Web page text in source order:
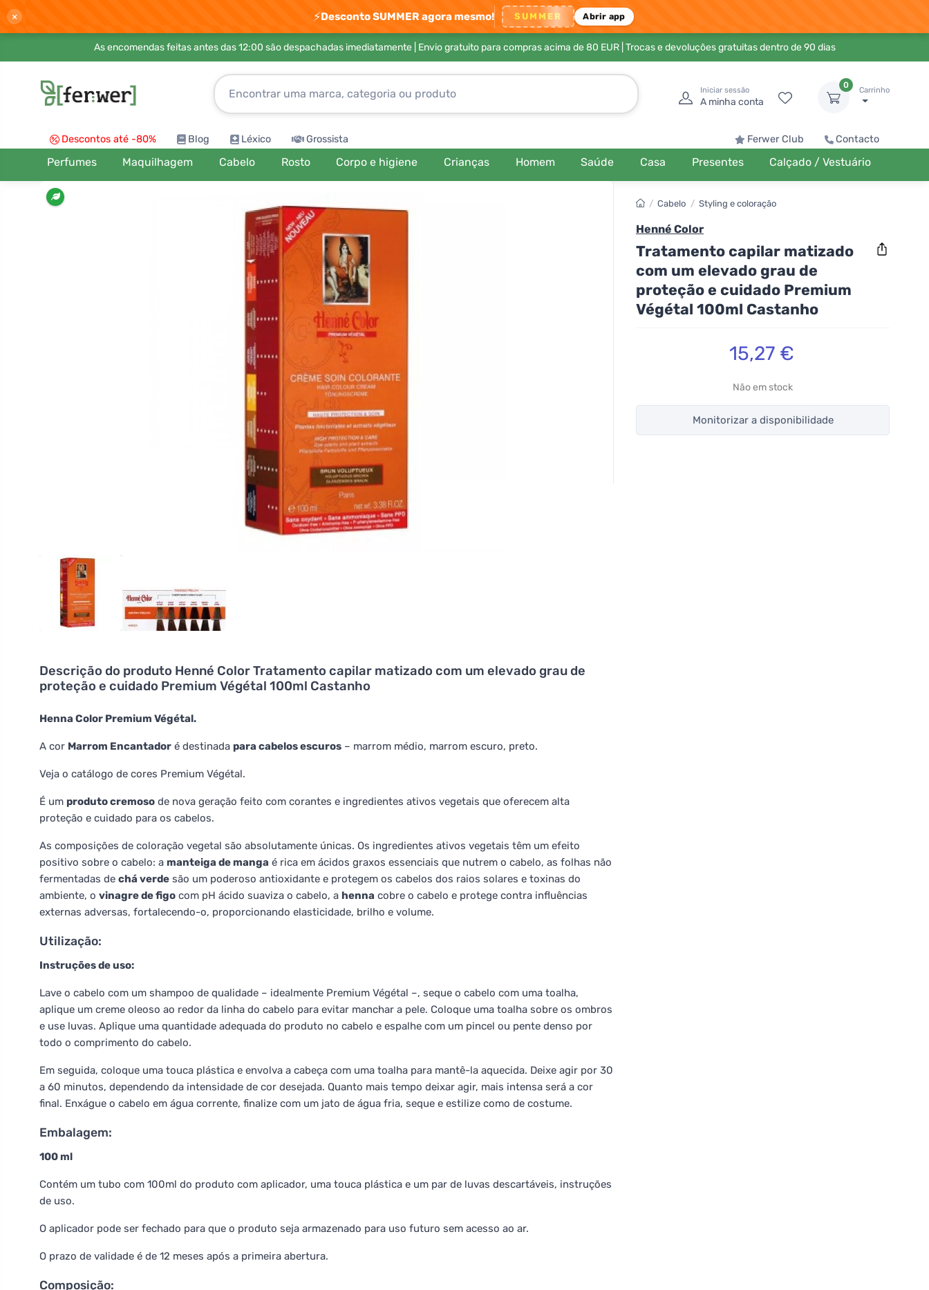
× ⚡Desconto SUMMER agora mesmo! SUMMER Abrir app
As encomendas feitas antes das 12:00 são despachadas imediatamente | Envio gratuito para compras acima de 80 EUR| Trocas e devoluções gratuitas dentro de 90 dias
Iniciar sessão
A minha conta
0
Carrinho
Descontos até -80% Blog Léxico Grossista Ferwer Club Contacto
Perfumes Maquilhagem Cabelo Rosto Corpo e higiene Crianças Homem Saúde Casa Presentes Calçado / Vestuário
Descrição do produto Henné Color Tratamento capilar matizado com um elevado grau de
proteção e cuidado Premium Végétal 100ml Castanho
Henna Color Premium Végétal.
A cor Marrom Encantador é destinada para cabelos escuros – marrom médio, marrom escuro, preto.
Veja o catálogo de cores Premium Végétal.
É um produto cremoso de nova geração feito com corantes e ingredientes ativos vegetais que oferecem alta
proteção e cuidado para os cabelos.
As composições de coloração vegetal são absolutamente únicas. Os ingredientes ativos vegetais têm um efeito
positivo sobre o cabelo: a manteiga de manga é rica em ácidos graxos essenciais que nutrem o cabelo, as folhas não
fermentadas de chá verde são um poderoso antioxidante e protegem os cabelos dos raios solares e toxinas do
ambiente, o vinagre de figo com pH ácido suaviza o cabelo, a henna cobre o cabelo e protege contra influências
externas adversas, fortalecendo-o, proporcionando elasticidade, brilho e volume.
Utilização:
Instruções de uso:
Lave o cabelo com um shampoo de qualidade – idealmente Premium Végétal –, seque o cabelo com uma toalha,
aplique um creme oleoso ao redor da linha do cabelo para evitar manchar a pele. Coloque uma toalha sobre os ombros
e use luvas. Aplique uma quantidade adequada do produto no cabelo e espalhe com um pincel ou pente denso por
todo o comprimento do cabelo.
Em seguida, coloque uma touca plástica e envolva a cabeça com uma toalha para mantê-la aquecida. Deixe agir por 30
a 60 minutos, dependendo da intensidade de cor desejada. Quanto mais tempo deixar agir, mais intensa será a cor
final. Enxágue o cabelo em água corrente, finalize com um jato de água fria, seque e estilize como de costume.
Embalagem:
100 ml
Contém um tubo com 100ml do produto com aplicador, uma touca plástica e um par de luvas descartáveis, instruções
de uso.
O aplicador pode ser fechado para que o produto seja armazenado para uso futuro sem acesso ao ar.
O prazo de validade é de 12 meses após a primeira abertura.
Composição:
/ Cabelo / Styling e coloração
Henné Color
Tratamento capilar matizado
com um elevado grau de
proteção e cuidado Premium
Végétal 100ml Castanho
15,27 €
Não em stock
Monitorizar a disponibilidade